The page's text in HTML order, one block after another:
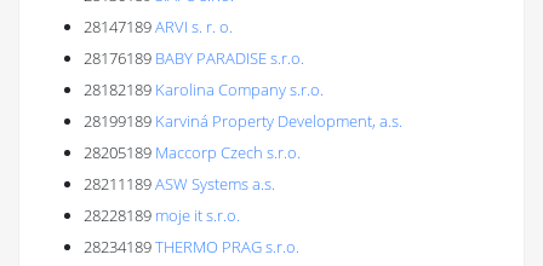
28147189ARVI s. r. o.
28176189 BABY PARADISE s.r.o.
28182189 Karolina Company s.r.o.
28199189 Karviná Property Development, a.s.
28205189 Maccorp Czech s.r.o.
28211189ASW Systems a.s.
28228189 moje it s.r.o.
28234189THERMO PRAG s.r.o.